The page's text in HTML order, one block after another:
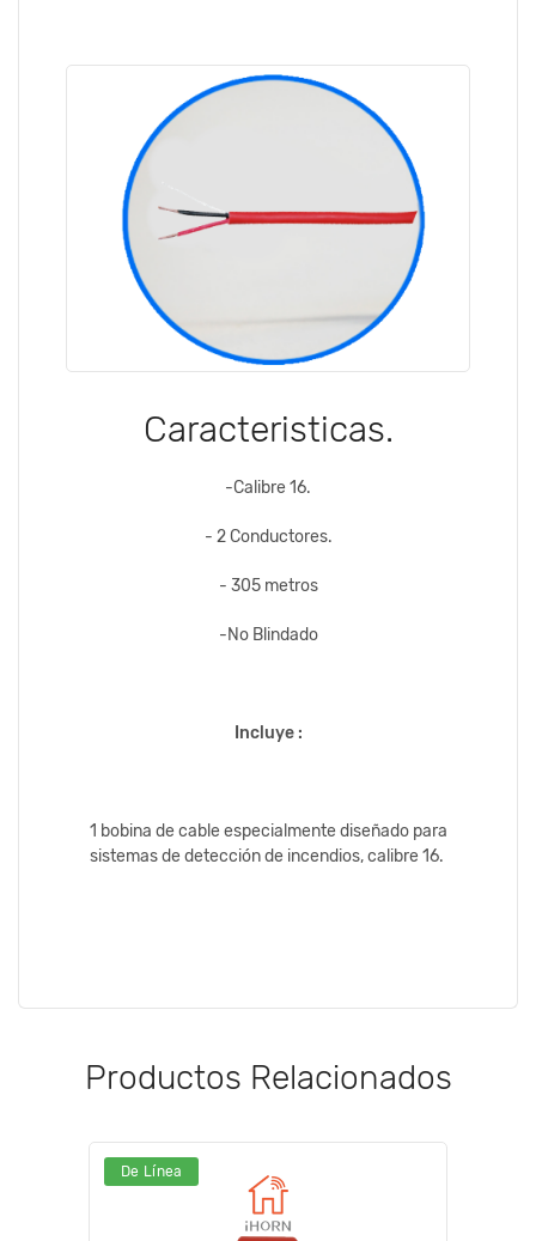
Caracteristicas.
-Calibre 16.
- 2 Conductores.
- 305 metros
-No Blindado
Incluye :
1 bobina de cable especialmente diseñado para
sistemas de detección de incendios, calibre 16.
Productos Relacionados
De Línea